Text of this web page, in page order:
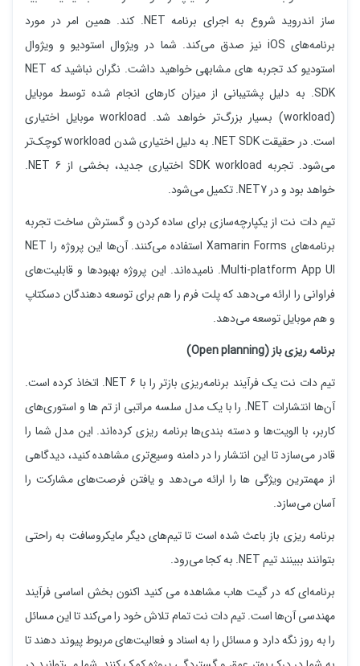
ساز اندروید شروع به اجرای برنامه NET. کند. همین امر در مورد
برنامه‌های iOS نیز صدق می‌کند. شما در ویژوال استودیو و ویژوال
استودیو کد تجربه های مشابهی خواهید داشت. نگران نباشید که NET
SDK. به دلیل پشتیبانی از میزان کارهای انجام‌ شده توسط موبایل
(workload) بسیار بزرگ‌تر خواهد شد. workload موبایل اختیاری
است. در حقیقت NET SDK. به دلیل اختیاری شدن workload کوچک‌تر
می‌شود. تجربه SDK workload اختیاری جدید، بخشی از NET 6.
خواهد بود و در NET7. تکمیل می‌شود.
تیم دات نت از یکپارچه‌سازی برای ساده کردن و گسترش ساخت تجربه
برنامه‌های Xamarin Forms استفاده می‌کنند. آن‌ها این پروژه را NET
Multi-platform App UI. نامیده‌اند. این پروژه بهبودها و قابلیت‌های
فراوانی را ارائه می‌دهد که پلت فرم را هم برای توسعه دهندگان دسکتاپ
و هم موبایل توسعه می‌دهد.
برنامه ریزی باز (Open planning)
تیم دات نت یک فرآیند برنامه‌ریزی بازتر را با NET 6. اتخاذ کرده است.
آن‌ها انتشارات NET. را با یک مدل سلسه مراتبی از تم‌ ها و استوری‌های
کاربر، با الویت‌ها و دسته بندی‌ها برنامه‌ ریزی کرده‌اند. این مدل شما را
قادر می‌سازد تا این انتشار را در دامنه وسیع‌تری مشاهده کنید، دیدگاهی
از مهمترین ویژگی ها را ارائه می‌دهد و یافتن فرصت‌های مشارکت را
آسان می‌سازد.
برنامه ریزی باز باعث شده است تا تیم‌های دیگر مایکروسافت به راحتی
بتوانند ببینند تیم NET. به کجا می‌رود.
برنامه‌ای که در گیت هاب مشاهده می کنید اکنون بخش اساسی فرآیند
مهندسی آن‌ها است. تیم دات نت تمام تلاش خود را می‌کند تا این مسائل
را به روز نگه دارد و مسائل را به اسناد و فعالیت‌های مربوط پیوند دهند تا